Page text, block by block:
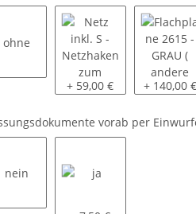
Netz inkl. S -
+ 59,00 € + 140,00 €
vorab per